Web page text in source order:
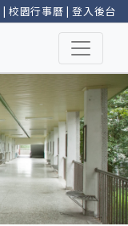
| 校園行事曆 |登入後台